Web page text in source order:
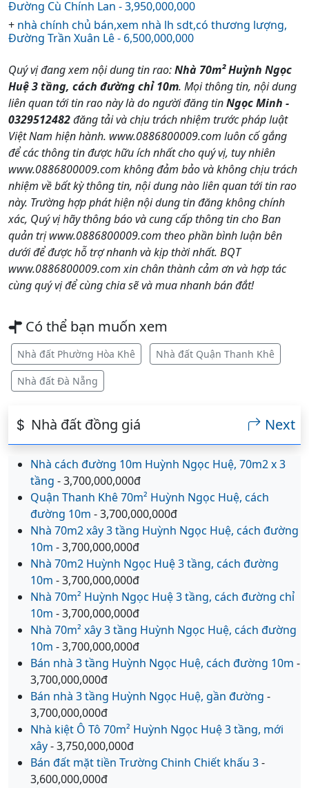
Đường Cù Chính Lan - 3,950,000,000
+ nhà chính chủ bán,xem nhà lh sdt,có thương lượng,
Đường Trần Xuân Lê - 6,500,000,000
Quý vị đang xem nội dung tin rao:Nhà 70m² Huỳnh Ngọc
Huệ 3 tầng, cách đường chỉ 10m. Mọi thông tin, nội dung
liên quan tới tin rao này là do người đăng tinNgọc Minh -
0329512482đăng tải và chịu trách nhiệm trước pháp luật
Việt Nam hiện hành. www.0886800009.com luôn cố gắng
để các thông tin được hữu ích nhất cho quý vị, tuy nhiên
www.0886800009.com không đảm bảo và không chịu trách
nhiệm về bất kỳ thông tin, nội dung nào liên quan tới tin rao
này. Trường hợp phát hiện nội dung tin đăng không chính
xác, Quý vị hãy thông báo và cung cấp thông tin cho Ban
quản trị www.0886800009.com theo phần bình luận bên
dưới để được hỗ trợ nhanh và kịp thời nhất. BQT
www.0886800009.com xin chân thành cảm ơn và hợp tác
cùng quý vị để cùng chia sẽ và mua nhanh bán đắt!
Có thể bạn muốn xem
Nhà đất Phường Hòa Khê Nhà đất Quận Thanh Khê
Nhà đất Đà Nẵng
Nhà đất đồng giá Next
Nhà cách đường 10m Huỳnh Ngọc Huệ, 70m2 x 3
tầng - 3,700,000,000đ
Quận Thanh Khê 70m² Huỳnh Ngọc Huệ, cách
đường 10m - 3,700,000,000đ
Nhà 70m2 xây 3 tầng Huỳnh Ngọc Huệ, cách đường
10m - 3,700,000,000đ
Nhà 70m2 Huỳnh Ngọc Huệ 3 tầng, cách đường
10m - 3,700,000,000đ
Nhà 70m² Huỳnh Ngọc Huệ 3 tầng, cách đường chỉ
10m - 3,700,000,000đ
Nhà 70m² xây 3 tầng Huỳnh Ngọc Huệ, cách đường
10m - 3,700,000,000đ
Bán nhà 3 tầng Huỳnh Ngọc Huệ, cách đường 10m -
3,700,000,000đ
Bán nhà 3 tầng Huỳnh Ngọc Huệ, gần đường -
3,700,000,000đ
Nhà kiệt Ô Tô 70m² Huỳnh Ngọc Huệ 3 tầng, mới
xây- 3,750,000,000đ
Bán đất mặt tiền Trường Chinh Chiết khấu 3-
3,600,000,000đ